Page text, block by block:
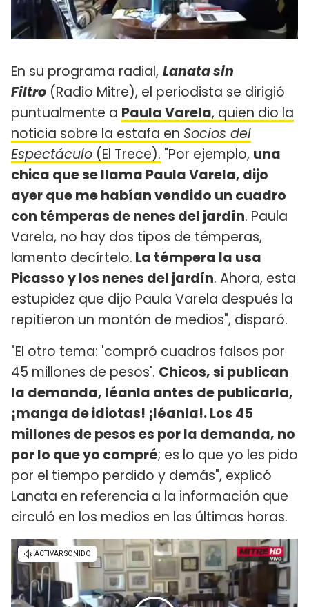
En su programa radial, Lanata sin
Filtro (Radio Mitre), el periodista se dirigió
puntualmente a Paula Varela, quien dio la
noticia sobre la estafa en Socios del
Espectáculo (El Trece). "Por ejemplo, una
chica que se llama Paula Varela, dijo
ayer que me habían vendido un cuadro
con témperas de nenes del jardín. Paula
Varela, no hay dos tipos de témperas,
lamento decírtelo. La témpera la usa
Picasso y los nenes del jardín. Ahora, esta
estupidez que dijo Paula Varela después la
repitieron un montón de medios", disparó.
"El otro tema: 'compró cuadros falsos por
45 millones de pesos'. Chicos, si publican
la demanda, léanla antes de publicarla,
¡manga de idiotas! ¡léanla!. Los 45
millones de pesos es por la demanda, no
por lo que yo compré; es lo que yo les pido
por el tiempo perdido y demás", explicó
Lanata en referencia a la información que
circuló en los medios en las últimas horas.